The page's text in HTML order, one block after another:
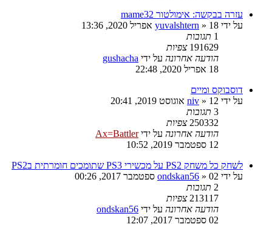
עזרה בבקשה: אימולטור mame32
על ידי
yuvalshtern » 18 אפריל 2020, 13:36
1 תגובות
191629 צפיות
הודעה אחרונה על ידי gushacha
18 אפריל 2020, 22:48
דוסבוקס ומיים
על ידי
niv » 12 אוגוסט 2019, 20:41
3 תגובות
250332 צפיות
הודעה אחרונה על ידיAx=Battler
12 ספטמבר 2019, 10:52
לשחק כל משחק PS2 על מכשירי PS3 שתומכים חומרתית בPS2
על ידי
ondskan56 » 02 ספטמבר 2017, 00:26
2 תגובות
213117 צפיות
הודעה אחרונה על ידי ondskan56
02 ספטמבר 2017, 12:07